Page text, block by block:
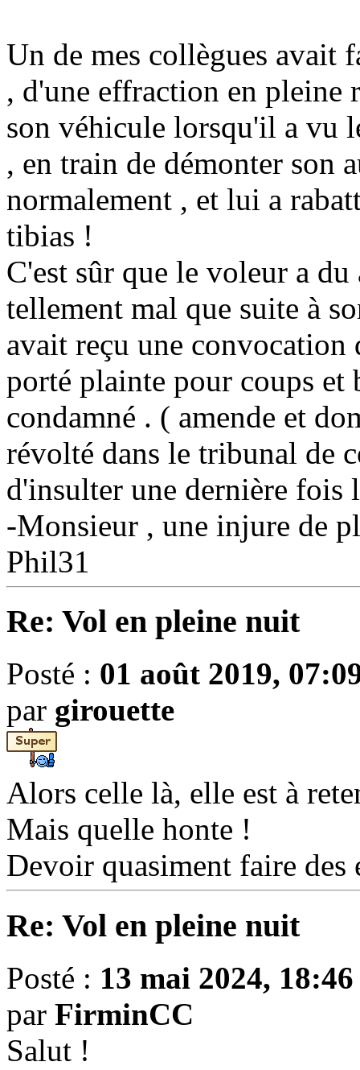
Un de mes collègues avait
, d'une effraction en pleine
son véhicule lorsqu'il a vu
, en train de démonter son
normalement , et lui a
tibias !
C'est sûr que le voleur a
tellement mal que suite à
avait reçu une
porté plainte pour coups et
condamné . ( amende et
révolté dans le tribunal de
d'insulter une dernière fois
-Monsieur , une injure de
Phil31
Re: Vol en pleine nuit
Posté : 01 août 2019,
par girouette
Alors celle là, elle est à
Mais quelle honte !
Devoir quasiment faire des
Re: Vol en pleine nuit
Posté : 13 mai 2024, 18:46
par FirminCC
Salut !